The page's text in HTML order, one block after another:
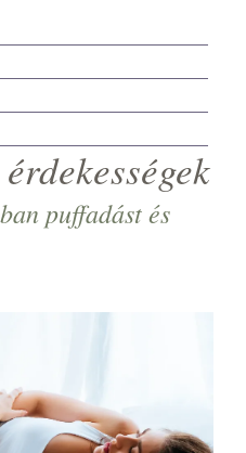
puffadást és